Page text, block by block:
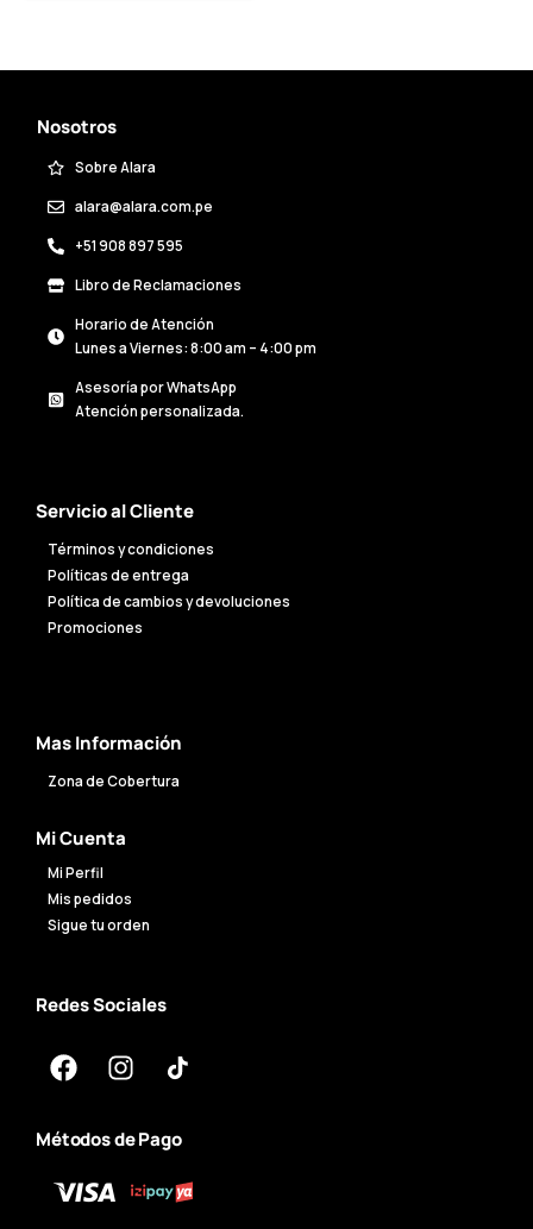
Nosotros
Sobre Alara
alara@alara.com.pe
+51 908 897 595
Libro de Reclamaciones
Horario de Atención
Lunes a Viernes: 8:00 am – 4:00 pm
Asesoría por WhatsApp
Atención personalizada.
Servicio al Cliente
Términos y condiciones
Políticas de entrega
Política de cambios y devoluciones
Promociones
Mas Información
Zona de Cobertura
Mi Cuenta
Mi Perfil
Mis pedidos
Sigue tu orden
Redes Sociales
Métodos de Pago